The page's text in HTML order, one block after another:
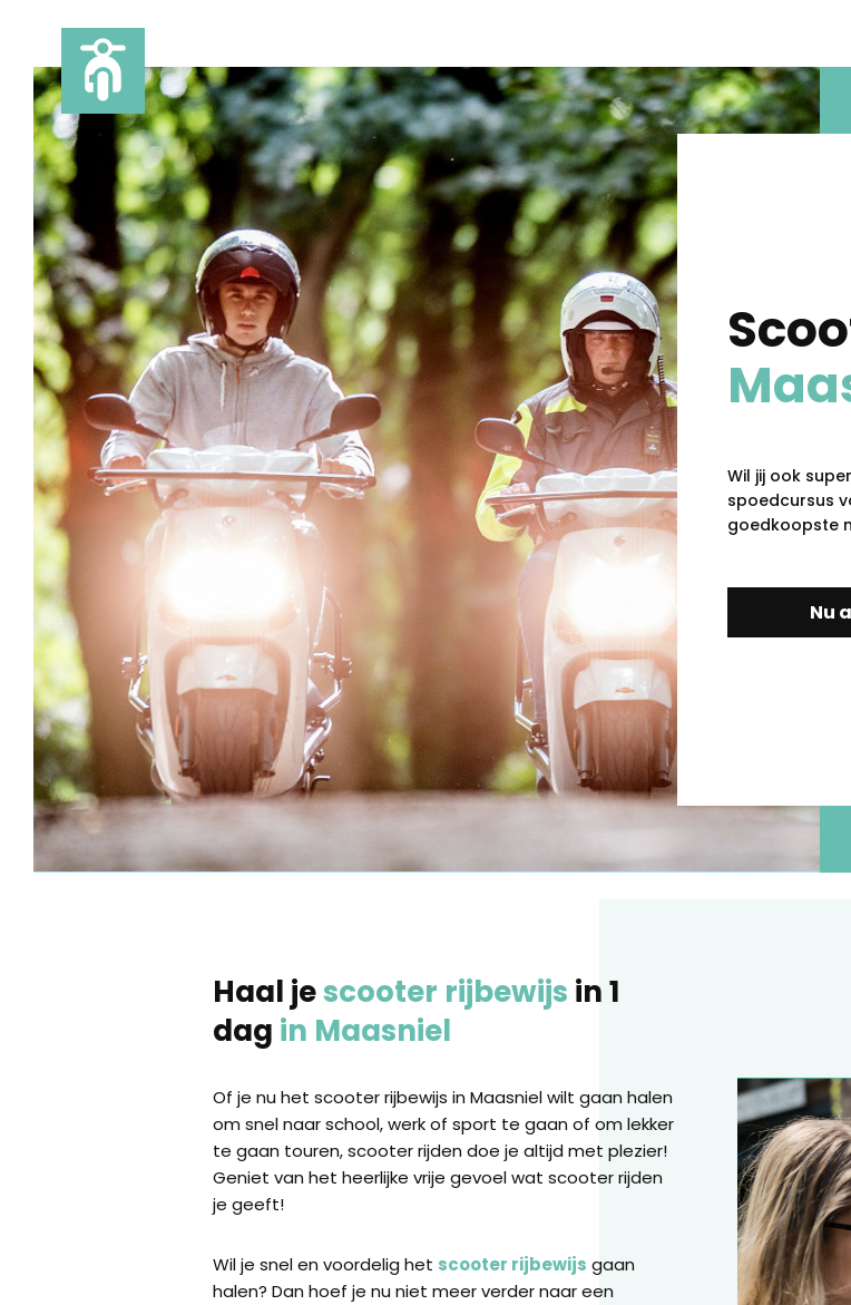
Wil jij ook
spoedcursus
goedkoopste
Nu
Haal jescooter rijbewijs in 1
dag in Maasniel
Of je nu het scooter rijbewijs in Maasniel wilt gaan halen
om snel naar school, werk of sport te gaan of om lekker
te gaan touren, scooter rijden doe je altijd met plezier!
Geniet van het heerlijke vrije gevoel wat scooter rijden
je geeft!
Wil je snel en voordelig het scooter rijbewijs gaan
halen? Dan hoef je nu niet meer verder naar een